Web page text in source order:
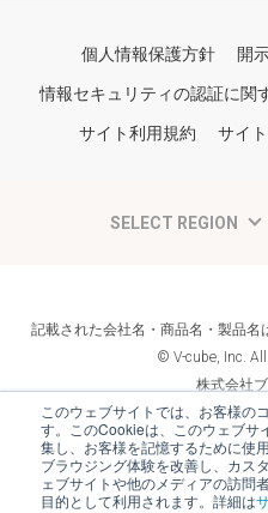
このウェブサイトでは、お客様の
す。このCookieは、このウェブサ
集し、お客様を記憶するために使
ブラウジング体験を改善し、カス
ェブサイトや他のメディアの訪問
目的として利用されます。詳細は
個人情報保護方針 開
情報セキュリティの認証に関
サイト利用規約 サイ
SELECT REGION
記載された会社名・商品名・製品名
© V-cube, Inc.
株式会社